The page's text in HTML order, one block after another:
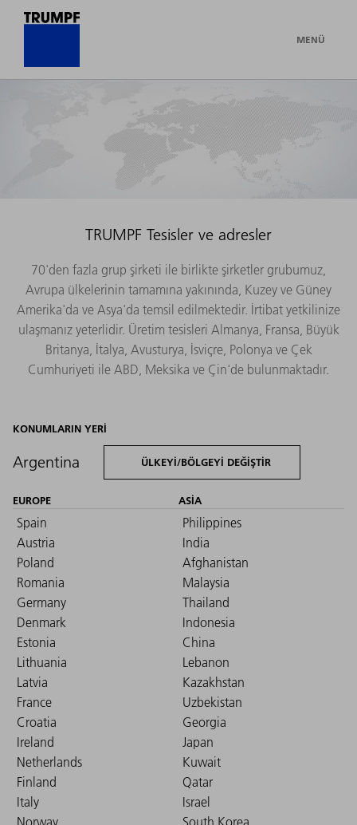
MENÜ
TRUMPF Tesisler ve adresler
70'den fazla grup şirketi ile birlikte şirketler grubumuz,
Avrupa ülkelerinin tamamına yakınında, Kuzey ve Güney
Amerika'da ve Asya'da temsil edilmektedir. İrtibat yetkilinize
ulaşmanız yeterlidir. Üretim tesisleri Almanya, Fransa, Büyük
Britanya, İtalya, Avusturya, İsviçre, Polonya ve Çek
Cumhuriyeti ile ABD, Meksika ve Çin'de bulunmaktadır.
KONUMLARIN YERI
Argentina ÜLKEYI/BÖLGEYI DEĞIŞTIR
EUROPE
Spain
Austria
Poland
Romania
Germany
Denmark
Estonia
Lithuania
Latvia
France
Croatia
Ireland
Netherlands
Finland
Italy
Norway
ASIA
Philippines
India
Afghanistan
Malaysia
Thailand
Indonesia
China
Lebanon
Kazakhstan
Uzbekistan
Georgia
Japan
Kuwait
Qatar
Israel
South Korea